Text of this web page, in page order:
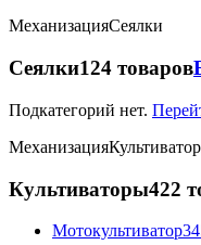
МеханизацияСеялки
Сеялки124 товаров
Подкатегорий нет.
Механизация
Культиваторы422
Мотокультиватор